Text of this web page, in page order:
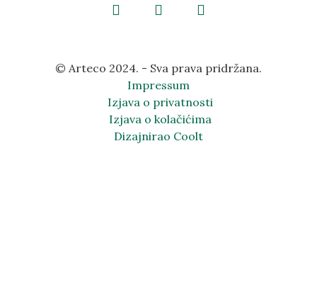
© Arteco 2024. - Sva prava pridržana.
Impressum
Izjava o privatnosti
Izjava o kolačićima
Dizajnirao Coolt